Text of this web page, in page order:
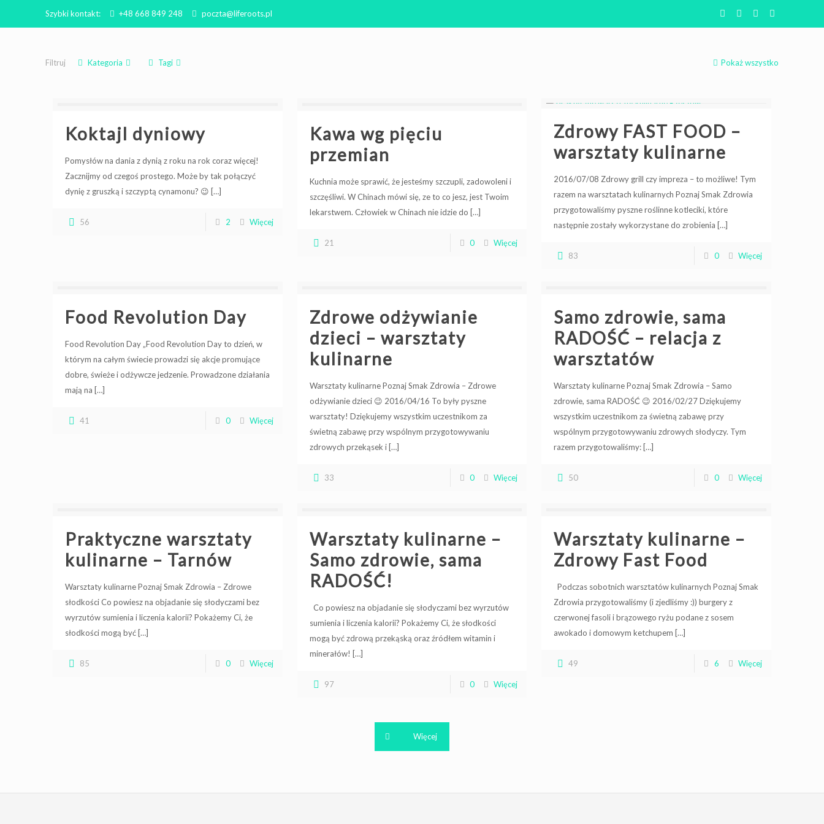
Szybki kontakt: +48 668 849 248 poczta@liferoots.pl
Filtruj Kategoria Tagi Pokaż wszystko
Koktajl dyniowy
Pomysłów na dania z dynią z roku na rok coraz więcej!
Zacznijmy od czegoś prostego. Może by tak połączyć
dynię z gruszką i szczyptą cynamonu? 😉 […]
56 2 Więcej
Kawa wg pięciu
przemian
Kuchnia może sprawić, że jesteśmy szczupli, zadowoleni i
szczęśliwi. W Chinach mówi się, ze to co jesz, jest Twoim
lekarstwem. Człowiek w Chinach nie idzie do […]
21 0 Więcej
Zdrowy FAST FOOD –
warsztaty kulinarne
2016/07/08 Zdrowy grill czy impreza – to możliwe! Tym
razem na warsztatach kulinarnych Poznaj Smak Zdrowia
przygotowaliśmy pyszne roślinne kotleciki, które
następnie zostały wykorzystane do zrobienia […]
83 0 Więcej
Food Revolution Day
Food Revolution Day „Food Revolution Day to dzień, w
którym na całym świecie prowadzi się akcje promujące
dobre, świeże i odżywcze jedzenie. Prowadzone działania
mają na […]
41 0 Więcej
Zdrowe odżywianie
dzieci – warsztaty
kulinarne
Warsztaty kulinarne Poznaj Smak Zdrowia – Zdrowe
odżywianie dzieci 😉 2016/04/16 To były pyszne
warsztaty! Dziękujemy wszystkim uczestnikom za
świetną zabawę przy wspólnym przygotowywaniu
zdrowych przekąsek i[…]
33 0 Więcej
Samo zdrowie, sama
RADOŚĆ – relacja z
warsztatów
Warsztaty kulinarne Poznaj Smak Zdrowia – Samo
zdrowie, sama RADOŚĆ 😉 2016/02/27 Dziękujemy
wszystkim uczestnikom za świetną zabawę przy
wspólnym przygotowywaniu zdrowych słodyczy. Tym
razem przygotowaliśmy: […]
50 0 Więcej
Praktyczne warsztaty
kulinarne – Tarnów
Warsztaty kulinarne Poznaj Smak Zdrowia – Zdrowe
słodkości Co powiesz na objadanie się słodyczami bez
wyrzutów sumienia i liczenia kalorii? Pokażemy Ci, że
słodkości mogą być […]
85 0 Więcej
Warsztaty kulinarne –
Samo zdrowie, sama
RADOŚĆ!
Co powiesz na objadanie się słodyczami bez wyrzutów
sumienia i liczenia kalorii? Pokażemy Ci, że słodkości
mogą być zdrową przekąską oraz źródłem witamin i
minerałów! […]
97 0 Więcej
Warsztaty kulinarne –
Zdrowy Fast Food
Podczas sobotnich warsztatów kulinarnych Poznaj Smak
Zdrowia przygotowaliśmy (i zjedliśmy :)) burgery z
czerwonej fasoli i brązowego ryżu podane z sosem
awokado i domowym ketchupem […]
49 6 Więcej
Więcej